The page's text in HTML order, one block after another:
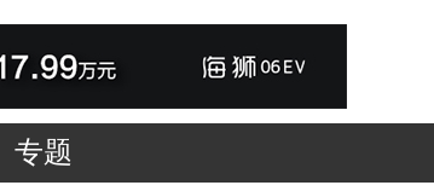
专题